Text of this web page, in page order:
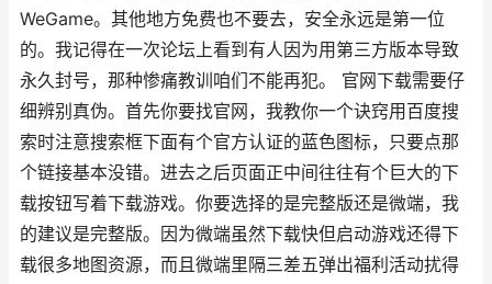
WeGame。其他地方免费也不要去，安全永远是第一位
的。我记得在一次论坛上看到有人因为用第三方版本导致
永久封号，那种惨痛教训咱们不能再犯。 官网下载需要仔
细辨别真伪。首先你要找官网，我教你一个诀窍用百度搜
索时注意搜索框下面有个官方认证的蓝色图标，只要点那
个链接基本没错。进去之后页面正中间往往有个巨大的下
载按钮写着下载游戏。你要选择的是完整版还是微端，我
的建议是完整版。因为微端虽然下载快但启动游戏还得下
载很多地图资源，而且微端里隔三差五弹出福利活动扰得